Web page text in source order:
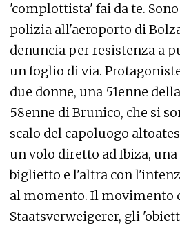
'complottista' fai da te.
polizia all'aeroporto di
denuncia per resistenza a
un foglio di via.
due donne, una 51enne
58enne di Brunico, che si
scalo del capoluogo
un volo diretto ad Ibiza,
biglietto e l'altra con
al momento. Il movimento
Staatsverweigerer, gli